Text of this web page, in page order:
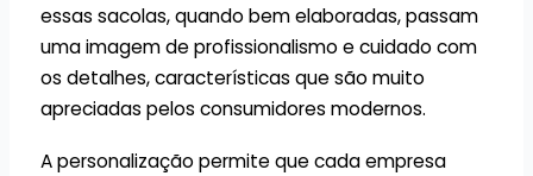
essas sacolas, quando bem elaboradas, passam
uma imagem de profissionalismo e cuidado com
os detalhes, características que são muito
apreciadas pelos consumidores modernos.
A personalização permite que cada empresa